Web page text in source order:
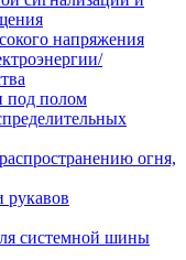
напряжения
под полом
огня,
рукавов
системной шины